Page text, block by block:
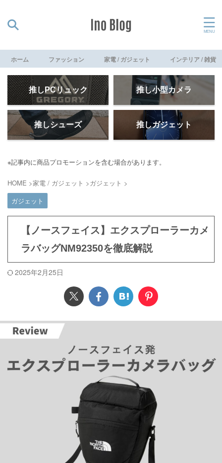
ホーム ファッション 家電 / ガジェット インテリア / 雑貨
推しPCリュック 推し小型カメラ
推しシューズ 推しガジェット
※記事内に商品プロモーションを含む場合があります。
HOME >家電 / ガジェット >ガジェット >
ガジェット
【ノースフェイス】エクスプローラーカメ
ラバッグNM92350を徹底解説
2025年2月25日